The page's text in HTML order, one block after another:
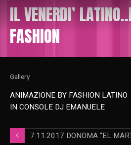
IL VENERDI’
FASHION
Gallery
ANIMAZIONE BY FASHION LATINO
IN CONSOLE DJ EMANUELE
7.11.2017 DONOMA “EL